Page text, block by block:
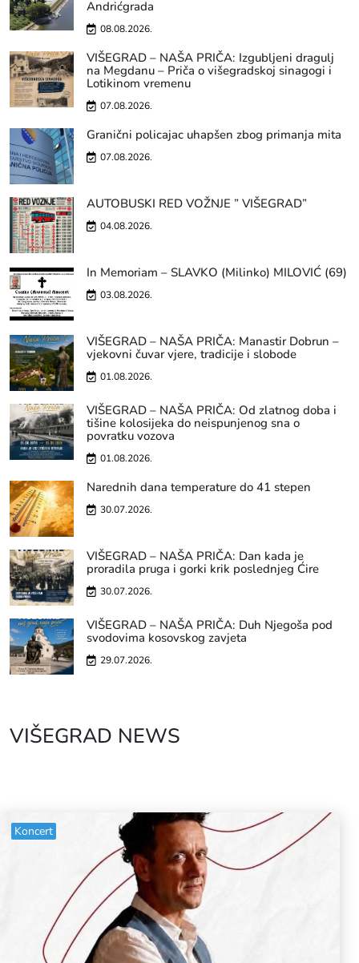
Andrićgrada
08.08.2026.
VIŠEGRAD – NAŠA PRIČA: Izgubljeni dragulj
na Megdanu – Priča o višegradskoj sinagogi i
Lotikinom vremenu
07.08.2026.
Granični policajac uhapšen zbog primanja mita
07.08.2026.
AUTOBUSKI RED VOŽNJE ” VIŠEGRAD”
04.08.2026.
In Memoriam – SLAVKO (Milinko) MILOVIĆ (69)
03.08.2026.
VIŠEGRAD – NAŠA PRIČA: Manastir Dobrun –
vjekovni čuvar vjere, tradicije i slobode
01.08.2026.
VIŠEGRAD – NAŠA PRIČA: Od zlatnog doba i
tišine kolosijeka do neispunjenog sna o
povratku vozova
01.08.2026.
Narednih dana temperature do 41 stepen
30.07.2026.
VIŠEGRAD – NAŠA PRIČA: Dan kada je
proradila pruga i gorki krik poslednjeg Ćire
30.07.2026.
VIŠEGRAD – NAŠA PRIČA: Duh Njegoša pod
svodovima kosovskog zavjeta
29.07.2026.
VIŠEGRAD NEWS
Koncert